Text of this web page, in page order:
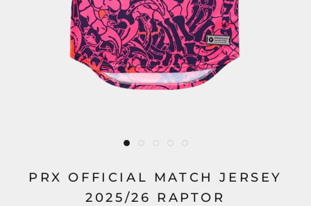
PRX OFFICIAL MATCH JERSEY
2025/26 RAPTOR